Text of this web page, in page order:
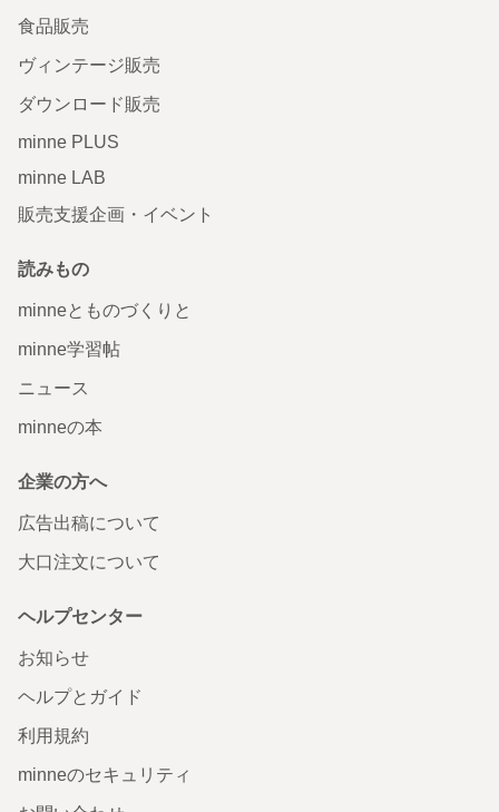
食品販売
ヴィンテージ販売
ダウンロード販売
minne PLUS
minne LAB
販売支援企画・イベント
読みもの
minneとものづくりと
minne学習帖
ニュース
minneの本
企業の方へ
広告出稿について
大口注文について
ヘルプセンター
お知らせ
ヘルプとガイド
利用規約
minneのセキュリティ